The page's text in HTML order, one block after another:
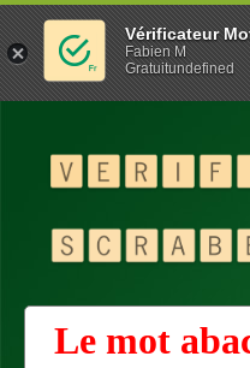
Le mot
Vérificateur
Fabien M
Gratuitundefined